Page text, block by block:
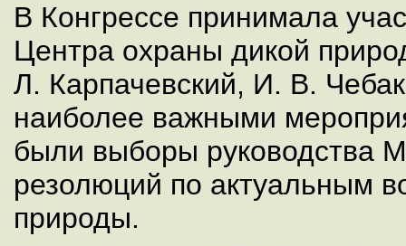
В Конгрессе принимала
Центра охраны дикой
Л. Карпачевский, И. В.
наиболее важными
были выборы руководства
резолюций по актуальным
природы.